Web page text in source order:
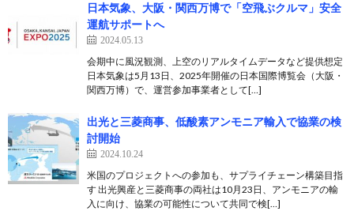
日本気象、大阪・関西万博で「空飛ぶクルマ」安全
運航サポートへ
2024.05.13
会期中に風況観測、上空のリアルタイムデータなど提供想定
日本気象は5月13日、2025年開催の日本国際博覧会（大阪・
関西万博）で、運営参加事業者として[…]
出光と三菱商事、低酸素アンモニア輸入で協業の検
討開始
2024.10.24
米国のプロジェクトへの参加も、サプライチェーン構築目指
す 出光興産と三菱商事の両社は10月23日、アンモニアの輸
入に向け、協業の可能性について共同で検[…]